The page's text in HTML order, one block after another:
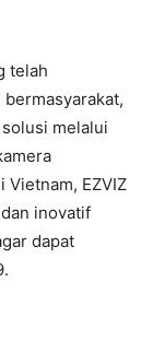
telah
melalui
Vietnam, EZVIZ
inovatif
dapat